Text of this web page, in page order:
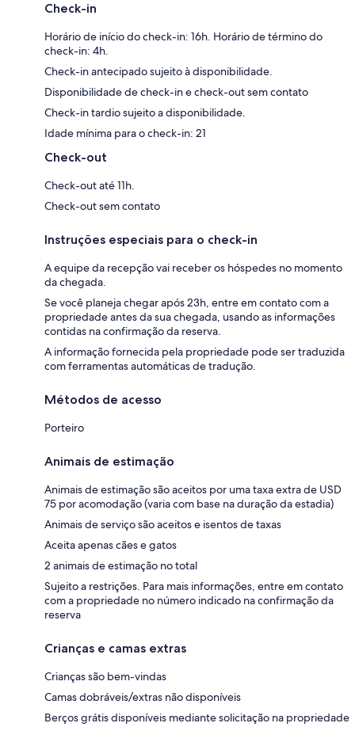
Check-in
Horário de início do check-in: 16h. Horário de término do
check-in: 4h.
Check-in antecipado sujeito à disponibilidade.
Disponibilidade de check-in e check-out sem contato
Check-in tardio sujeito a disponibilidade.
Idade mínima para o check-in: 21
Check-out
Check-out até 11h.
Check-out sem contato
Instruções especiais para o check-in
A equipe da recepção vai receber os hóspedes no momento
da chegada.
Se você planeja chegar após 23h, entre em contato com a
propriedade antes da sua chegada, usando as informações
contidas na confirmação da reserva.
A informação fornecida pela propriedade pode ser traduzida
com ferramentas automáticas de tradução.
Métodos de acesso
Porteiro
Animais de estimação
Animais de estimação são aceitos por uma taxa extra de USD
75 por acomodação (varia com base na duração da estadia)
Animais de serviço são aceitos e isentos de taxas
Aceita apenas cães e gatos
2 animais de estimação no total
Sujeito a restrições. Para mais informações, entre em contato
com a propriedade no número indicado na confirmação da
reserva
Crianças e camas extras
Crianças são bem-vindas
Camas dobráveis/extras não disponíveis
Berços grátis disponíveis mediante solicitação na propriedade